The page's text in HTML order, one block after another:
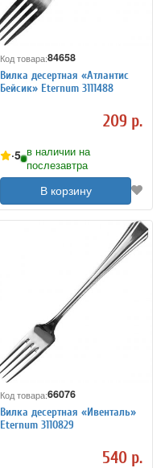
Код товара:84658
Вилка десертная «Атлантис
Бейсик» Eternum 3111488
209 р.
5 в наличии на
послезавтра
В корзину
Код товара:66076
Вилка десертная «Ивенталь»
Eternum 3110829
540 р.